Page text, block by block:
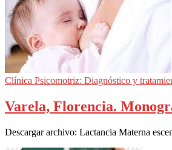
Clínica Psicomotriz: Diagnóstico y
Varela, Florencia.
Descargar archivo: Lactancia Materna